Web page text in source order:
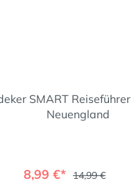
SMART Reiseführer
Neuengland
8,99 €* 14,99 €